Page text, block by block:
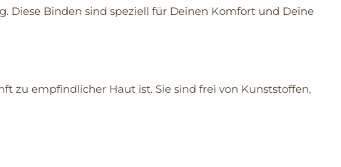
Diese Binden sind speziell für Deinen Komfort und Deine
zu empfindlicher Haut ist. Sie sind frei von Kunststoffen,